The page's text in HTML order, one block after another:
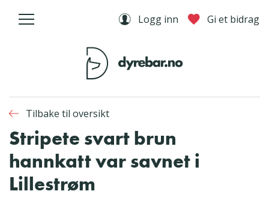
Logg inn Gi et bidrag
Tilbake til oversikt
Stripete svart brun
hannkatt var savnet i
Lillestrøm